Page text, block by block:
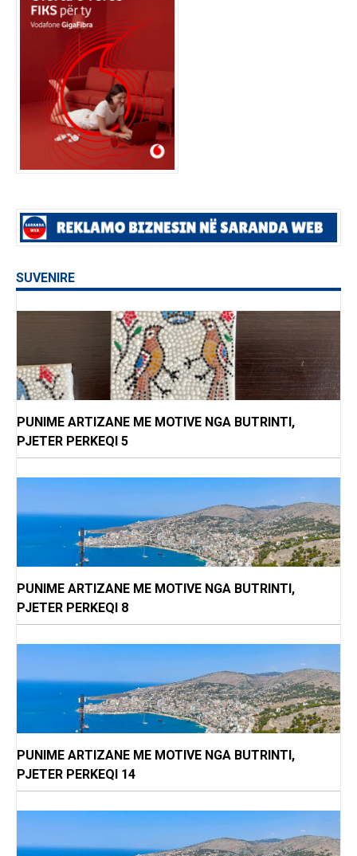
SUVENIRE
PUNIME ARTIZANE ME MOTIVE NGA BUTRINTI,
PJETER PERKEQI 5
PUNIME ARTIZANE ME MOTIVE NGA BUTRINTI,
PJETER PERKEQI 8
PUNIME ARTIZANE ME MOTIVE NGA BUTRINTI,
PJETER PERKEQI 14